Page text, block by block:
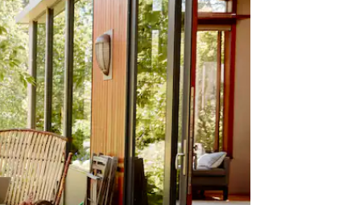
uchunguze kwa kugusa au kutelezesha kidole kwenye ishara.